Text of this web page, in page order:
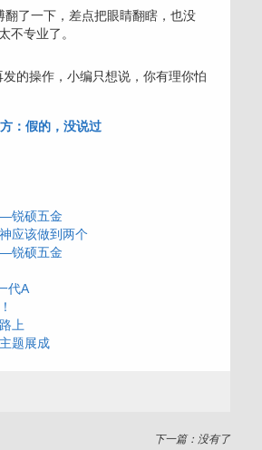
了一下，差点把眼睛翻瞎，也没
不专业了。
的操作，小编只想说，你有理你怕
：假的，没说过
锐硕五金
应该做到两个
锐硕五金
代A
上
题展成
下一篇：没有了